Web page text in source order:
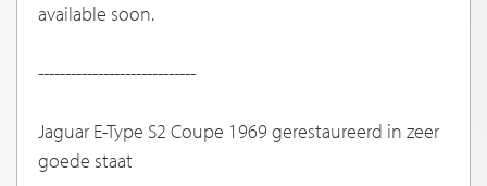
available soon.
-----------------------------
Jaguar E-Type S2 Coupe 1969 gerestaureerd in zeer
goede staat